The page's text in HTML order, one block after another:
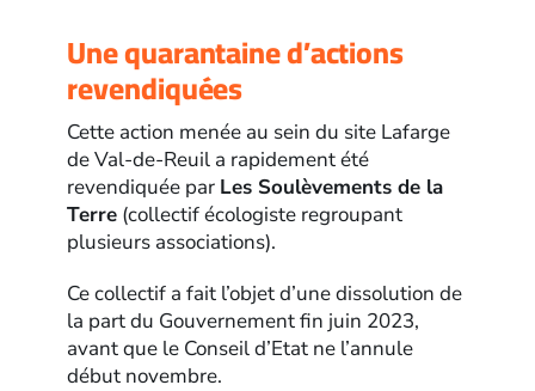
Une quarantaine d’actions
revendiquées
Cette action menée au sein du site Lafarge
de Val-de-Reuil a rapidement été
revendiquée par Les Soulèvements de la
Terre (collectif écologiste regroupant
plusieurs associations).
Ce collectif a fait l’objet d’une dissolution de
la part du Gouvernement fin juin 2023,
avant que le Conseil d’Etat ne l’annule
début novembre.